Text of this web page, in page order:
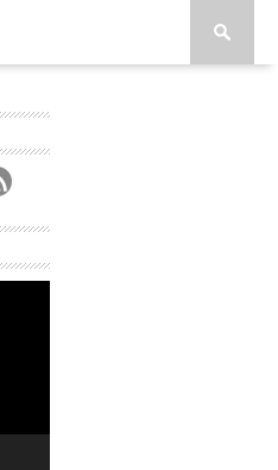
Lecteur